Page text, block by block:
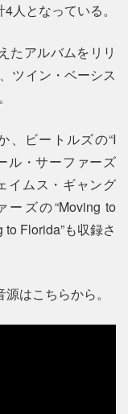
人となっている。
たアルバムをリリ
ツイン・ベーシス
、ビートルズの“I
ル・サーファーズ
イムス・ギャング
ズの“Moving to
Florida”も収録さ
はこちらから。